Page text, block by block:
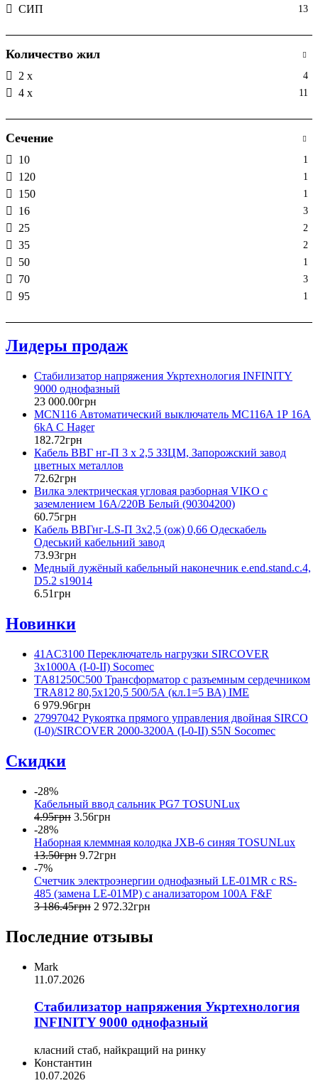
СИП 13
Количество жил
2 х 4
4 х 11
Сечение
10 1
120 1
150 1
16 3
25 2
35 2
50 1
70 3
95 1
Лидеры продаж
Стабилизатор напряжения Укртехнология INFINITY
9000 однофазный
23 000.00грн
MCN116 Автоматический выключатель MC116A 1Р 16А
6kA C Hager
182.72грн
Кабель ВВГ нг-П 3 х 2,5 ЗЗЦМ, Запорожский завод
цветных металлов
72.62грн
Вилка электрическая угловая разборная VIKO с
заземлением 16А/220В Белый (90304200)
60.75грн
Кабель ВВГнг-LS-П 3х2,5 (ож) 0,66 Одескабель
Одеський кабельний завод
73.93грн
Медный лужёный кабельный наконечник e.end.stand.c.4,
D5.2 s19014
6.51грн
Новинки
41AC3100 Переключатель нагрузки SIRCOVER
3x1000А (I-0-II) Socomec
TA81250C500 Трансформатор с разъемным сердечником
TRA812 80,5x120,5 500/5А (кл.1=5 ВА) IME
6 979.96грн
27997042 Рукоятка прямого управления двойная SIRCO
(I-0)/SIRCOVER 2000-3200А (I-0-II) S5N Socomec
Скидки
-28%
Кабельный ввод сальник PG7 TOSUNLux
4.95грн 3.56грн
-28%
Наборная клеммная колодка JXB-6 синяя TOSUNLux
13.50грн 9.72грн
-7%
Счетчик электроэнергии однофазный LE-01MR с RS-
485 (замена LE-01MP) с анализатором 100А F&F
3 186.45грн 2 972.32грн
Последние отзывы
Mark
11.07.2026
Стабилизатор напряжения Укртехнология
INFINITY 9000 однофазный
класний стаб, найкращий на ринку
Константин
10.07.2026